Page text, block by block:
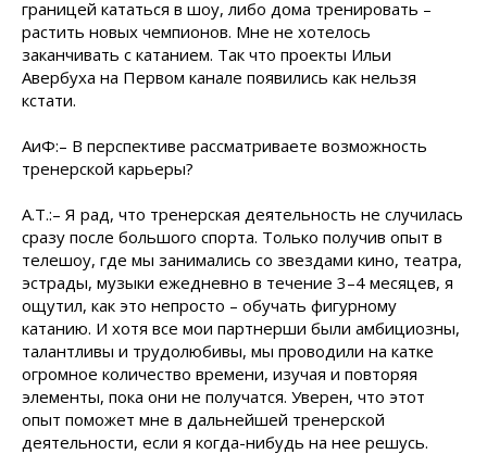
границей кататься в шоу, либо дома тренировать –
растить новых чемпионов. Мне не хотелось
заканчивать с катанием. Так что проекты Ильи
Авербуха на Первом канале появились как нельзя
кстати.
АиФ:– В перспективе рассматриваете возможность
тренерской карьеры?
А.Т.:– Я рад, что тренерская деятельность не случилась
сразу после большого спорта. Только получив опыт в
телешоу, где мы занимались со звездами кино, театра,
эстрады, музыки ежедневно в течение 3–4 месяцев, я
ощутил, как это непросто – обучать фигурному
катанию. И хотя все мои партнерши были амбициозны,
талантливы и трудолюбивы, мы проводили на катке
огромное количество времени, изучая и повторяя
элементы, пока они не получатся. Уверен, что этот
опыт поможет мне в дальнейшей тренерской
деятельности, если я когда-нибудь на нее решусь.